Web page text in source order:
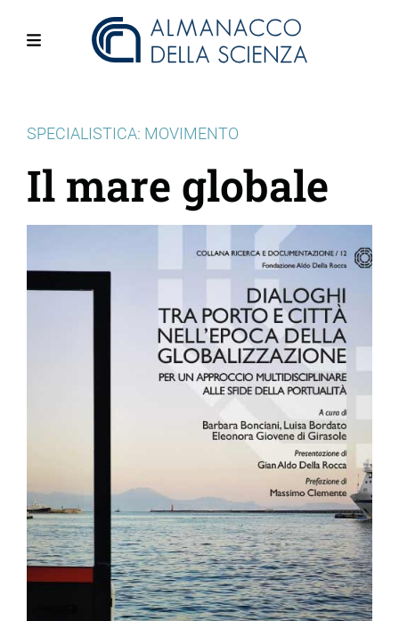
SPECIALISTICA: MOVIMENTO
Il mare globale